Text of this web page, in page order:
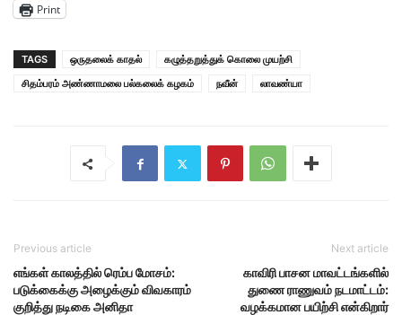
Print
TAGS ஒருதலைக் காதல்
கழுத்தறுத்துக் கொலை முயற்சி
சிதம்பரம் அண்ணாமலை பல்கலைக் கழகம்
நவீன் லாவண்யா
Previous article
எங்கள் காலத்தில் ரெம்ப மோசம்:
படுக்கைக்கு அழைக்கும் விவகாரம்
குறித்து நடிகை அனிதா
Next article
காவிரி பாசன மாவட்டங்களில்
துணை ராணுவம் நடமாட்டம்:
வழக்கமான பயிற்சி என்கிறார்